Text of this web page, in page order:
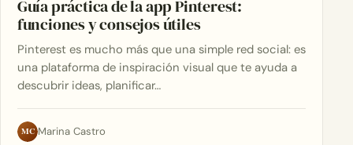
Guía práctica de la app Pinterest:
funciones y consejos útiles
Pinterest es mucho más que una simple red social: es
una plataforma de inspiración visual que te ayuda a
descubrir ideas, planificar…
MC Marina Castro